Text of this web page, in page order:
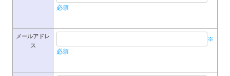
必須
メールアドレ
ス
※
必須